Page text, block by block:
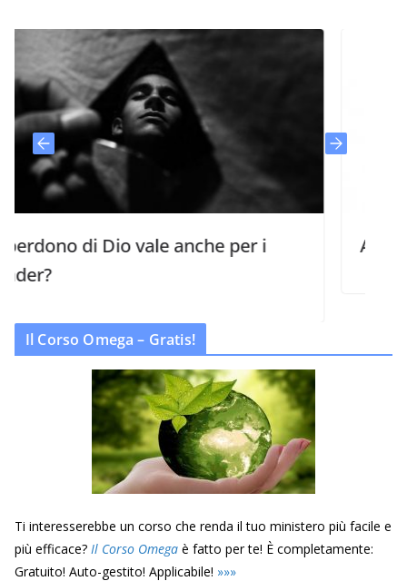
di Dio vale anche per i
Il Corso Omega – Gratis!
Ti interesserebbe un corso che renda il tuo ministero più facile e
più efficace? Il Corso Omega è fatto per te! È completamente:
Gratuito! Auto-gestito! Applicabile! »»»